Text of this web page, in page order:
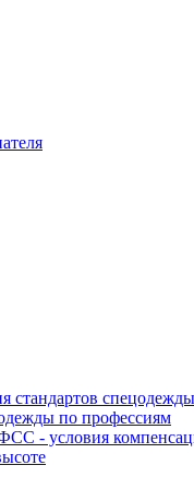
стандартов спецодежды
по профессиям
- условия